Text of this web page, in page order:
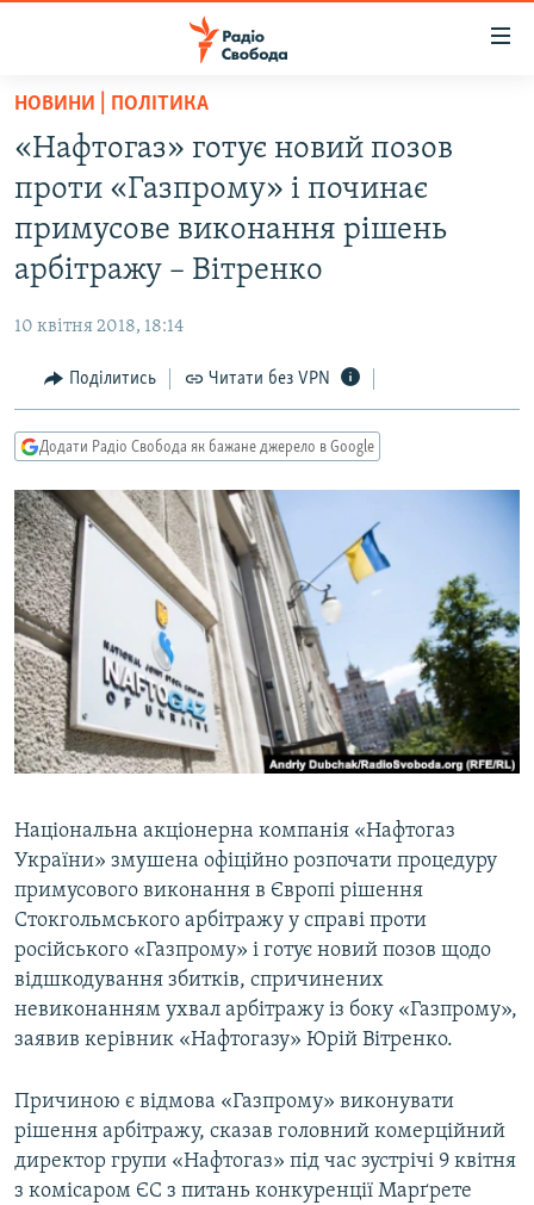
Перейти
основного
матеріалу
Перейти
до
основної
Перейти
пошуку
РАДІО СВОБОДА – 70 РОКІВ
ВСЕ ЗА ДОБУ
СТАТТІ
ПОЛІТИКА
КУЛЬТУРА
СПОРТ
СВІТ
ВІЙНА
ДОНБАС.РЕАЛІЇ
КРИМ.РЕАЛІЇ
ТИ ЯК?
КИТАЙ.ВИКЛИКИ
МУЛЬТИМЕДІА
ФОТО
СПЕЦПРОЄКТИ
ПОДКАСТИ
КРИМ РЕАЛІЇ
РУС
УКР
КТАТ
ДОЛУЧАЙСЯ!
Усі сайти RFE/RL
НОВИНИ | ПОЛІТИКА
«Нафтогаз» готує новий позов
проти «Газпрому» і починає
примусове виконання рішень
арбітражу – Вітренко
10 квітня 2018, 18:14
Поділитись Читати без VPN
Додати Радіо Свобода як бажане джерело в Google
Національна акціонерна компанія «Нафтогаз
України» змушена офіційно розпочати процедуру
примусового виконання в Європі рішення
Стокгольмського арбітражу у справі проти
російського «Газпрому» і готує новий позов щодо
відшкодування збитків, спричинених
невиконанням ухвал арбітражу із боку «Газпрому»,
заявив керівник «Нафтогазу» Юрій Вітренко.
Причиною є відмова «Газпрому» виконувати
рішення арбітражу, сказав головний комерційний
директор групи «Нафтогаз» під час зустрічі 9 квітня
з комісаром ЄС з питань конкуренції Марґрете